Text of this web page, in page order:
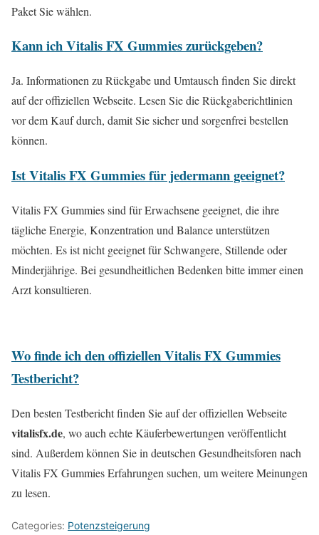
Paket Sie wählen.
Kann ich Vitalis FX Gummies zurückgeben?
Ja. Informationen zu Rückgabe und Umtausch finden Sie direkt
auf der offiziellen Webseite. Lesen Sie die Rückgaberichtlinien
vor dem Kauf durch, damit Sie sicher und sorgenfrei bestellen
können.
Ist Vitalis FX Gummies für jedermann geeignet?
Vitalis FX Gummies sind für Erwachsene geeignet, die ihre
tägliche Energie, Konzentration und Balance unterstützen
möchten. Es ist nicht geeignet für Schwangere, Stillende oder
Minderjährige. Bei gesundheitlichen Bedenken bitte immer einen
Arzt konsultieren.
Wo finde ich den offiziellen Vitalis FX Gummies
Testbericht?
Den besten Testbericht finden Sie auf der offiziellen Webseite
vitalisfx.de, wo auch echte Käuferbewertungen veröffentlicht
sind. Außerdem können Sie in deutschen Gesundheitsforen nach
Vitalis FX Gummies Erfahrungen suchen, um weitere Meinungen
zu lesen.
Categories: Potenzsteigerung